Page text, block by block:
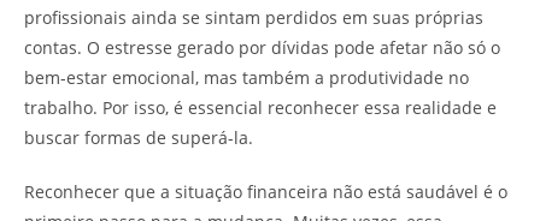
profissionais ainda se sintam perdidos em suas próprias
contas. O estresse gerado por dívidas pode afetar não só o
bem-estar emocional, mas também a produtividade no
trabalho. Por isso, é essencial reconhecer essa realidade e
buscar formas de superá-la.
Reconhecer que a situação financeira não está saudável é o